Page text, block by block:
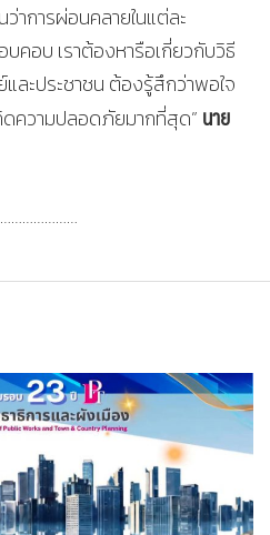
าการผ่อนคลายในแต่ละ
คอบ เราต้องหารือเกี่ยวกับวิธี
ะประชาชน ต้องรู้สึกว่าพอใจ
ดความปลอดภัยมากที่สุด” นาย